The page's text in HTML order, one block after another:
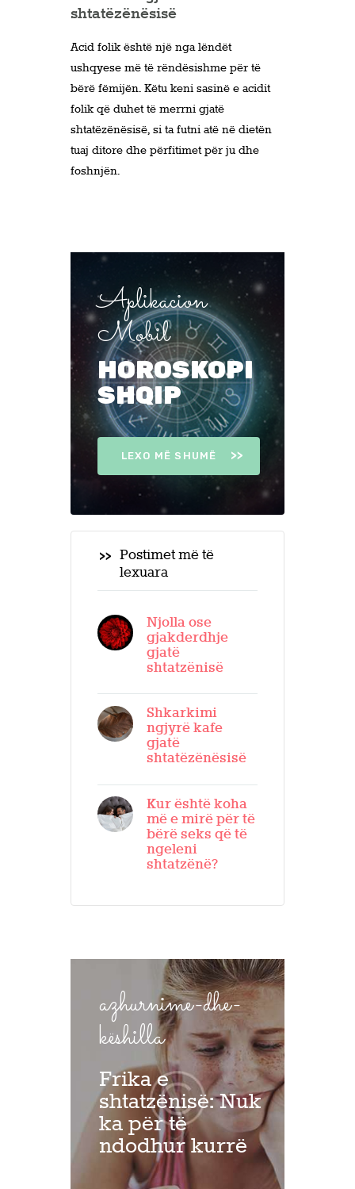
shtatëzënësisë
Acid folik është një nga lëndët
ushqyese më të rëndësishme për të
bërë fëmijën. Këtu keni sasinë e acidit
folik që duhet të merrni gjatë
shtatëzënësisë, si ta futni atë në dietën
tuaj ditore dhe përfitimet për ju dhe
foshnjën.
Aplikacion
Mobil
HOROSKOPI
SHQIP
LEXO MË SHUMË
Postimet më të
lexuara
Njolla ose
gjakderdhje
gjatë
shtatzënisë
Shkarkimi
ngjyrë kafe
gjatë
shtatëzënësisë
Kur është koha
më e mirë për të
bërë seks që të
ngeleni
shtatzënë?
azhurnime-dhe-
këshilla
Frika e
shtatzënisë: Nuk
ka për të
ndodhur kurrë